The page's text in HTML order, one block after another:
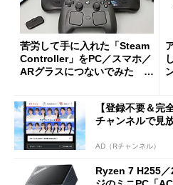
苦労して手に入れた「Steam
Controller」をPC／スマホ／
ARグラスにつないでみた ゲ
【登録不要＆完
チャンネルで見
AD（Rチャンネル）
Ryzen 7 H255